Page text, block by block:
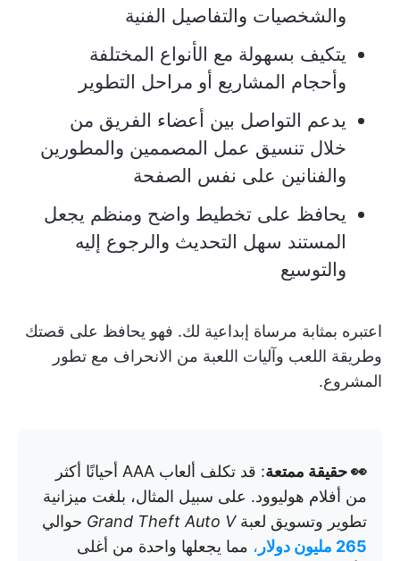
والشخصيات والتفاصيل الفنية
يتكيف بسهولة مع الأنواع المختلفة
وأحجام المشاريع أو مراحل التطوير
يدعم التواصل بين أعضاء الفريق من
خلال تنسيق عمل المصممين والمطورين
والفنانين على نفس الصفحة
يحافظ على تخطيط واضح ومنظم يجعل
المستند سهل التحديث والرجوع إليه
والتوسيع
اعتبره بمثابة مرساة إبداعية لك. فهو يحافظ على قصتك
وطريقة اللعب وآليات اللعبة من الانحراف مع تطور
المشروع.
👀 حقيقة ممتعة
: قد تكلف ألعاب AAA أحيانًا أكثر
من أفلام هوليوود. على سبيل المثال، بلغت ميزانية
تطوير وتسويق لعبةGrand Theft Auto V حوالي
265 مليون دولار
، مما يجعلها واحدة من أغلى